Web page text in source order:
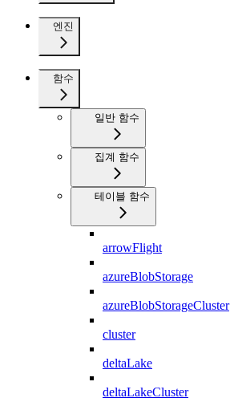
엔진
함수
일반 함수
집계 함수
테이블 함수
arrowFlight
azureBlobStorage
azureBlobStorageCluster
cluster
deltaLake
deltaLakeCluster